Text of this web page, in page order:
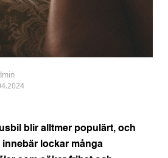
blir alltmer populärt, och
lockar många